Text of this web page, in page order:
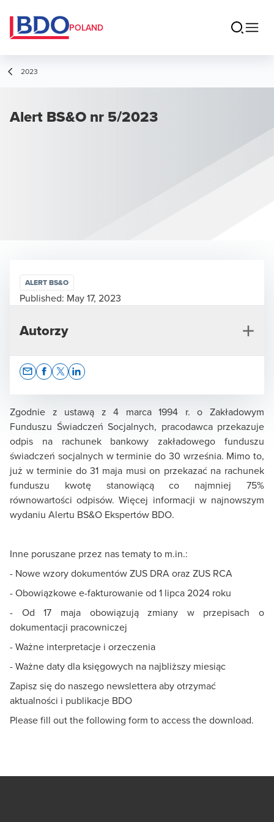
POLAND
2023
Alert BS&O nr 5/2023
Zgodnie z ustawą z 4 marca 1994 r. o Zakładowym
Funduszu Świadczeń Socjalnych, pracodawca przekazuje
odpis na rachunek bankowy zakładowego funduszu
świadczeń socjalnych w terminie do 30 września. Mimo to,
już w terminie do 31 maja musi on przekazać na rachunek
funduszu kwotę stanowiącą co najmniej 75%
równowartości odpisów. Więcej informacji w najnowszym
wydaniu Alertu BS&O Ekspertów BDO.
Inne poruszane przez nas tematy to m.in.:
- Nowe wzory dokumentów ZUS DRA oraz ZUS RCA
- Obowiązkowe e-fakturowanie od 1 lipca 2024 roku
- Od 17 maja obowiązują zmiany w przepisach o
dokumentacji pracowniczej
- Ważne interpretacje i orzeczenia
- Ważne daty dla księgowych na najbliższy miesiąc
Zapisz się do naszego newslettera aby otrzymać
aktualności i publikacje BDO
Please fill out the following form to access the download.
ALERT BS&O
Published: May 17, 2023
Autorzy
Piotr Gracz
Wiceprezes BDO, Partner Zarządzający Działem
Business Services & Outsourcing